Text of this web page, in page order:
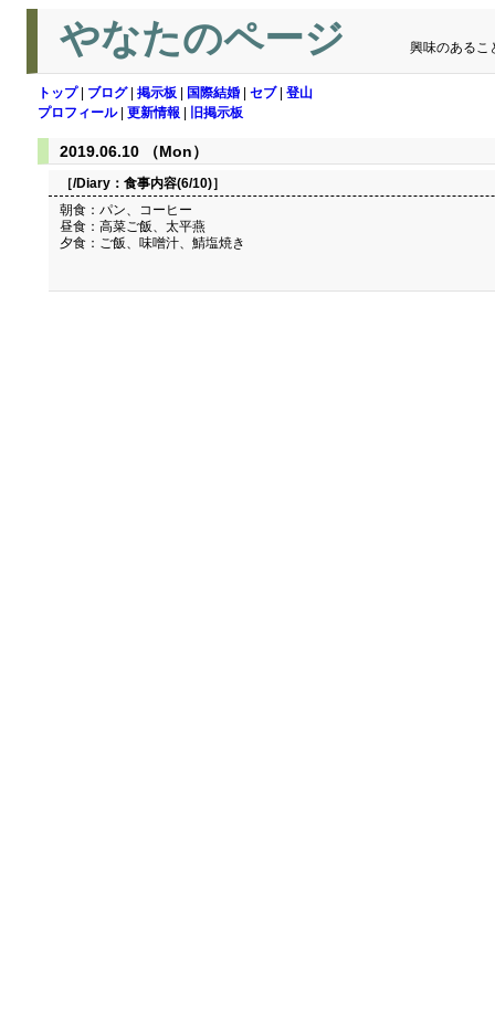
やなたのページ 興味のあるこ
トップ| ブログ| 掲示板 国際結婚 セブ| 登山
プロフィール| 更新情報 旧掲示板
2019.06.10 （Mon）
［/Diary： 食事内容(6/10)］
朝食：パン、コーヒー
昼食：高菜ご飯、太平燕
夕食：ご飯、味噌汁、鯖塩焼き